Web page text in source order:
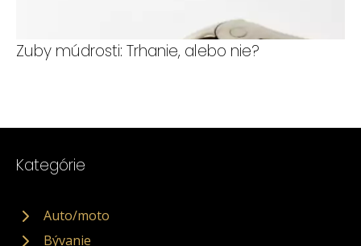
Zuby múdrosti: Trhanie, alebo nie?
Kategórie
Auto/moto
Bývanie